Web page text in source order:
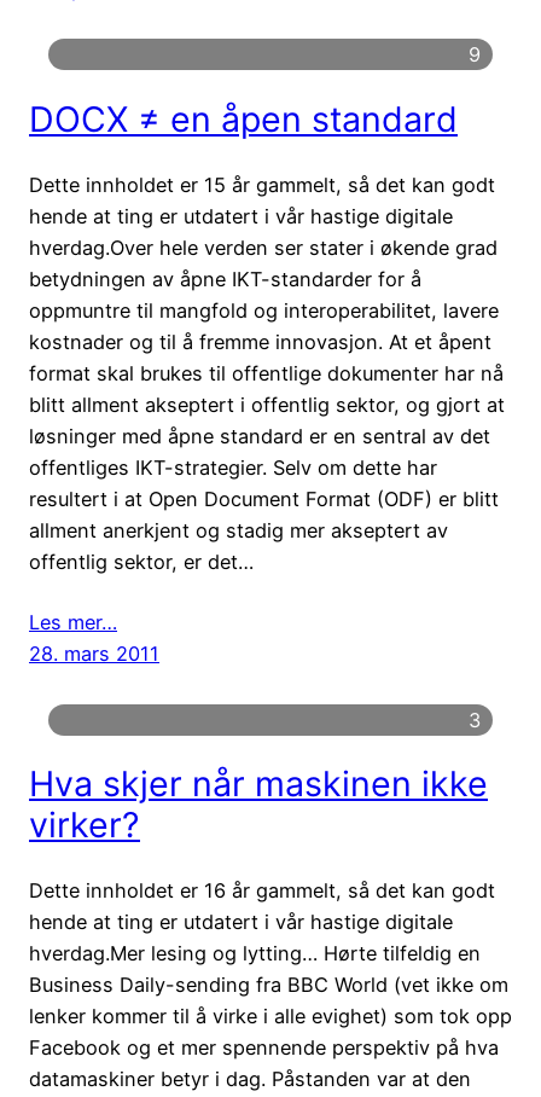
9
DOCX ≠ en åpen standard
Dette innholdet er 15 år gammelt, så det kan godt
hende at ting er utdatert i vår hastige digitale
hverdag.Over hele verden ser stater i økende grad
betydningen av åpne IKT-standarder for å
oppmuntre til mangfold og interoperabilitet, lavere
kostnader og til å fremme innovasjon. At et åpent
format skal brukes til offentlige dokumenter har nå
blitt allment akseptert i offentlig sektor, og gjort at
løsninger med åpne standard er en sentral av det
offentliges IKT-strategier. Selv om dette har
resultert i at Open Document Format (ODF) er blitt
allment anerkjent og stadig mer akseptert av
offentlig sektor, er det…
Les mer…
28. mars 2011
3
Hva skjer når maskinen ikke
virker?
Dette innholdet er 16 år gammelt, så det kan godt
hende at ting er utdatert i vår hastige digitale
hverdag.Mer lesing og lytting… Hørte tilfeldig en
Business Daily-sending fra BBC World (vet ikke om
lenker kommer til å virke i alle evighet) som tok opp
Facebook og et mer spennende perspektiv på hva
datamaskiner betyr i dag. Påstanden var at den